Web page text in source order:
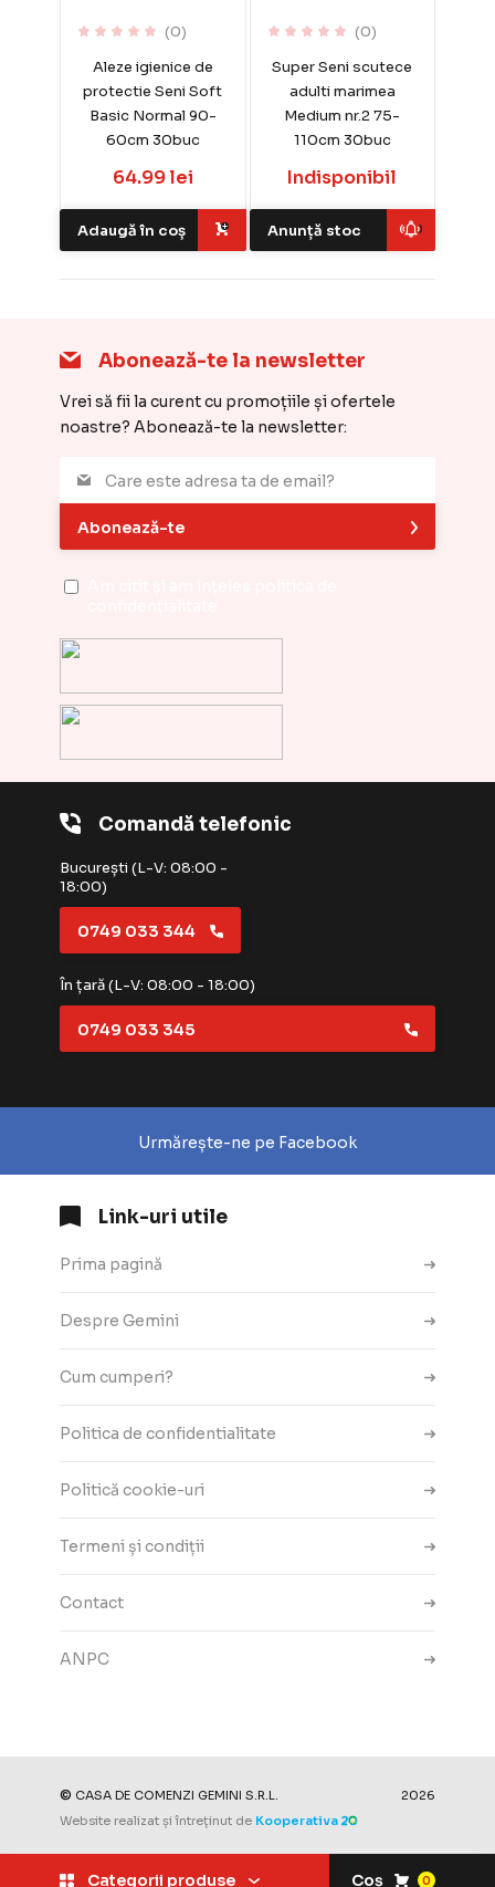
Categorii produse Coș 0
(0)
Aleze igienice de
protectie Seni Soft
Basic Normal 90-
60cm 30buc
64.99 lei
Adaugă în coș
(0)
Super Seni scutece
adulti marimea
Medium nr.2 75-
110cm 30buc
Indisponibil
Anunță stoc
Comandă telefonic
București (L-V: 08:00 -
18:00)
0749 033 344
În țară (L-V: 08:00 - 18:00)
0749 033 345
Urmărește-ne pe Facebook
Link-uri utile
Prima pagină
Despre Gemini
Cum cumperi?
Politica de confidentialitate
Politică cookie-uri
Termeni și condiții
Contact
ANPC
Abonează-te la newsletter
Vrei să fii la curent cu promoțiile și ofertele
noastre? Abonează-te la newsletter:
Abonează-te
© CASA DE COMENZI GEMINI S.R.L.
2026
Website realizat și întreținut de Kooperativa